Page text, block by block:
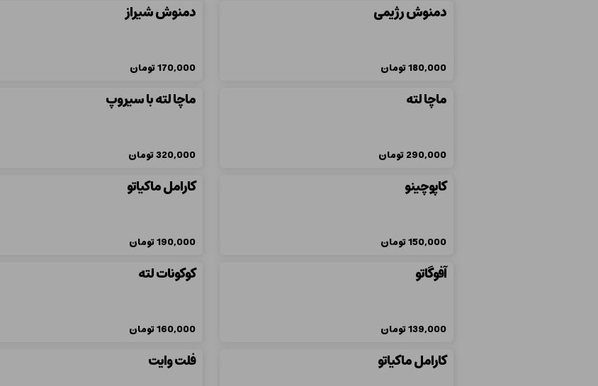
دمنوش رژیمی
180,000تومان
دمنوش شیراز
170,000تومان
ماچا لته
290,000تومان
ماچا لته با سیروپ
320,000تومان
کاپوچینو
150,000تومان
کارامل ماکیاتو
190,000تومان
آفوگاتو
139,000تومان
کوکونات لته
160,000تومان
کارامل ماکیاتو فلت وایت